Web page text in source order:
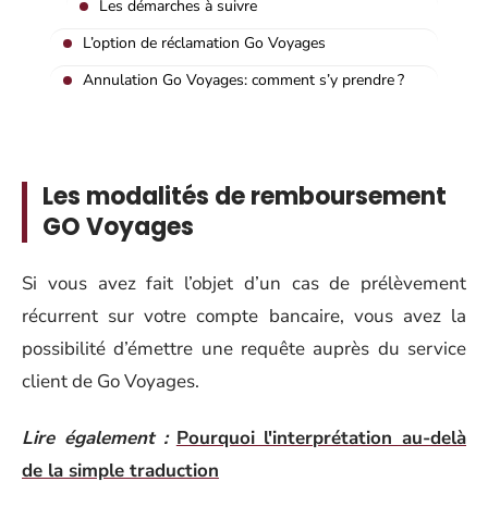
Les démarches à suivre
L’option de réclamation Go Voyages
Annulation Go Voyages: comment s’y prendre ?
Les modalités de remboursement
GO Voyages
Si vous avez fait l’objet d’un cas de prélèvement
récurrent sur votre compte bancaire, vous avez la
possibilité d’émettre une requête auprès du service
client de Go Voyages.
Lire également : Pourquoi l'interprétation au-delà
de la simple traduction